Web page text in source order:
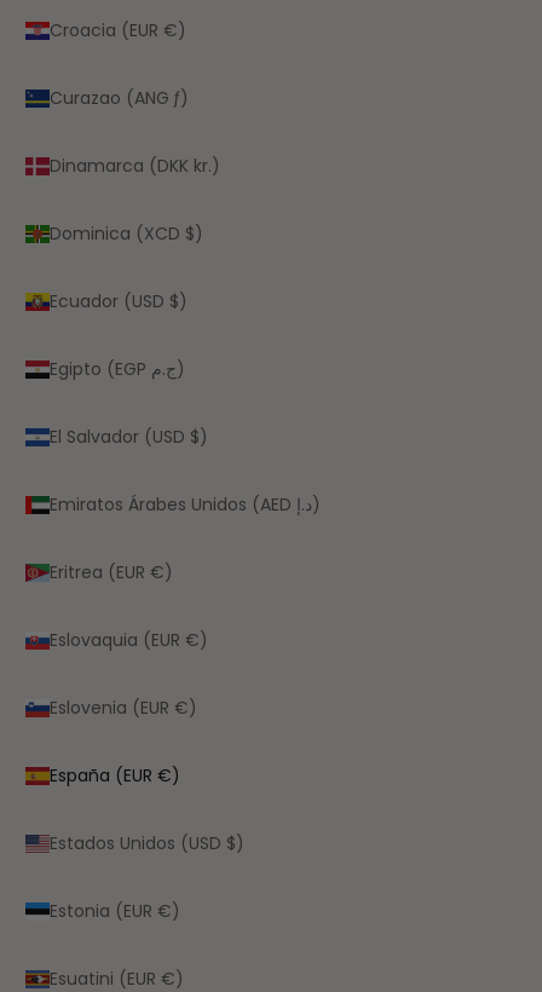
Croacia (EUR €)
Curazao (ANG ƒ)
Dinamarca (DKK kr.)
Dominica (XCD $)
Ecuador (USD $)
Egipto (EGP ج.م)
El Salvador (USD $)
Emiratos Árabes Unidos (AED د.إ)
Eritrea (EUR €)
Eslovaquia (EUR €)
Eslovenia (EUR €)
España (EUR €)
Estados Unidos (USD $)
Estonia (EUR €)
Esuatini (EUR €)